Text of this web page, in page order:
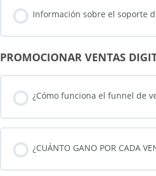
Información sobre el soporte
PROMOCIONAR VENTAS
¿Cómo funciona el funnel de
¿CUÁNTO GANO POR CADA